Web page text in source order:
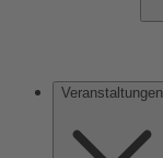
Veranstaltungen